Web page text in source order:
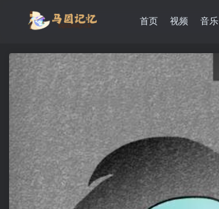
首页 视频 音乐